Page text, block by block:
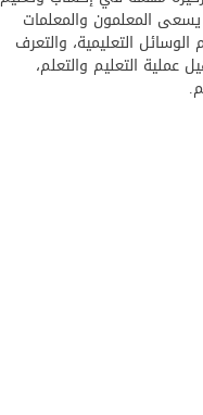
يسعى المعلمون والمعلمات
الوسائل التعليمية، والتعرف
التعليم والتعلم،